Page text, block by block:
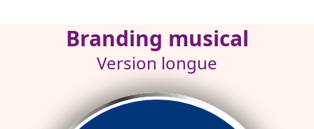
Branding musical
Version longue